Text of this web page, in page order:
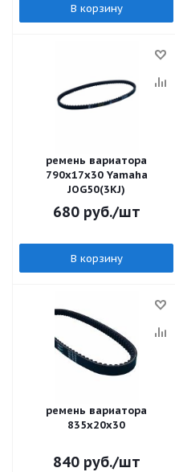
В корзину
ремень вариатора
790x17x30 Yamaha
JOG50(3KJ)
680руб./шт
В корзину
ремень вариатора
835х20х30
840руб./шт